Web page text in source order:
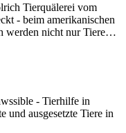
Tierquälerei vom
- beim amerikanischen
werden nicht nur Tiere…
- Tierhilfe in
und ausgesetzte Tiere in